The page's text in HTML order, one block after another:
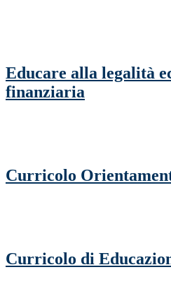
Educare alla legalità
finanziaria
Curricolo
Curricolo di